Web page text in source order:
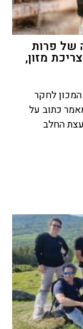
של פרות
מזון,
לחקר
כתוב על
במימון מועצת החלב